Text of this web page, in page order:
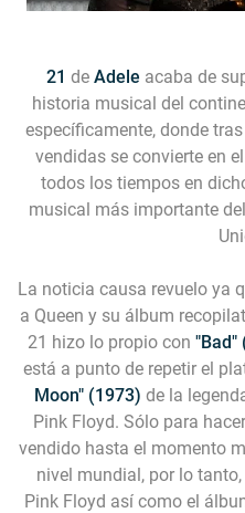
21 de Adele acaba de
historia musical del
específicamente, donde
vendidas se convierte en
todos los tiempos en
musical más importante
La noticia causa revuelo ya
a Queen y su álbum
21 hizo lo propio con "Bad"
está a punto de repetir el
Moon" (1973) de la
Pink Floyd. Sólo para
vendido hasta el momento
nivel mundial, por lo
Pink Floyd así como el